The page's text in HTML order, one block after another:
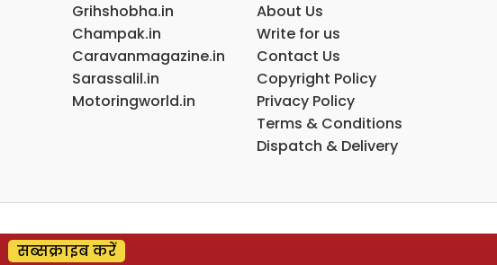
Grihshobha.in
Champak.in
Caravanmagazine.in
Sarassalil.in
Motoringworld.in
About Us
Write for us
Contact Us
Copyright Policy
Privacy Policy
Terms & Conditions
Dispatch & Delivery
सब्सक्राइब करें